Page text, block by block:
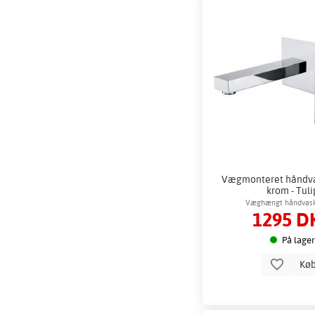
Vægmonteret
krom -
Væghængt
1295
På lager